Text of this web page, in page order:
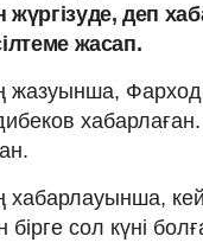
деп
жасап.
Фарход
сол күні